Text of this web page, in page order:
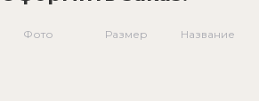
Фото Размер Название